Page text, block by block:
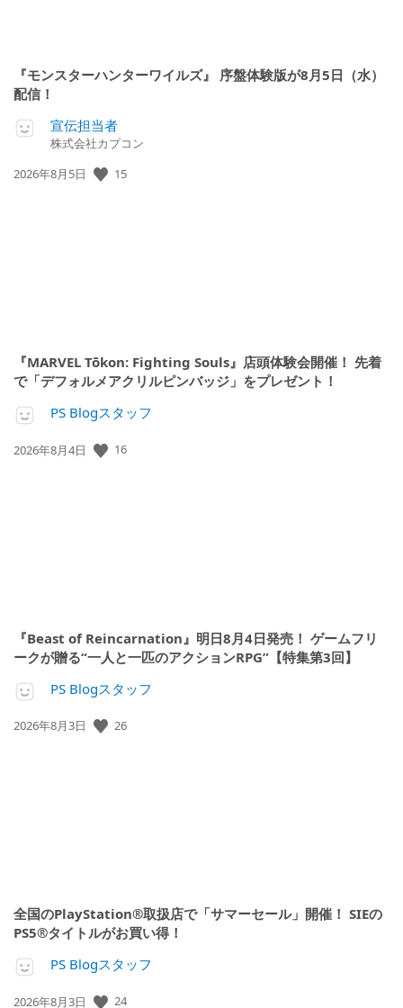
『モンスターハンターワイルズ』 序盤体験版が8月5日（水）
配信！
宣伝担当者
株式会社カプコン
公
2026年8月5日 15
『MARVEL Tōkon: Fighting Souls』店頭体験会開催！ 先着
で「デフォルメアクリルピンバッジ」をプレゼント！
PS Blogスタッフ
公
2026年8月4日 16
『Beast of Reincarnation』明日8月4日発売！ ゲームフリ
ークが贈る“一人と一匹のアクションRPG”【特集第3回】
PS Blogスタッフ
公
2026年8月3日 26
全国のPlayStation®取扱店で「サマーセール」開催！ SIEの
PS5®タイトルがお買い得！
PS Blogスタッフ
公
2026年8月3日 24